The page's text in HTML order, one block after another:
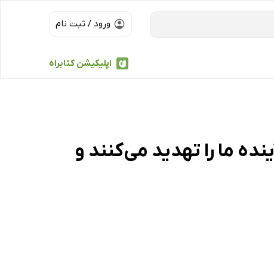
ورود / ثبت نام
اپلیکیشن کتابراه
ما را تهدید می‌کنند و